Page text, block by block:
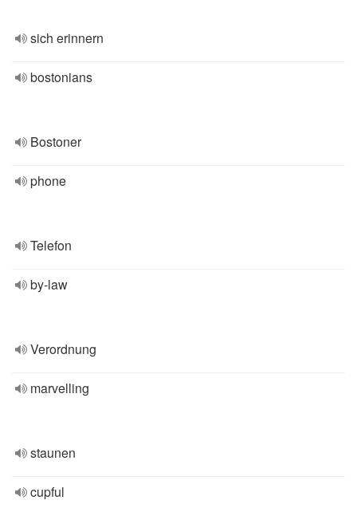
sich erinnern
bostonians
Bostoner
phone
Telefon
by-law
Verordnung
marvelling
staunen
cupful